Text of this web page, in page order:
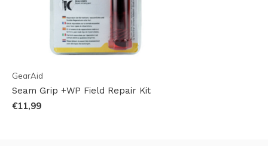
GearAid
Seam Grip +WP Field Repair Kit
€11,99